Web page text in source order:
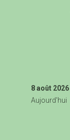
8 août 2026
Aujourd'hui